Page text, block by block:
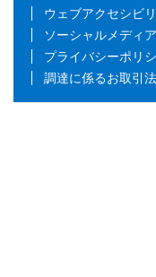
ウェブアクセシビ
ソーシャルメディ
プライバシーポリ
調達に係るお取引